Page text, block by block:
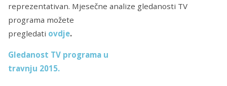
reprezentativan. Mjesečne analize gledanosti TV
programa možete
pregledati ovdje.
Gledanost TV programa u
travnju 2015.